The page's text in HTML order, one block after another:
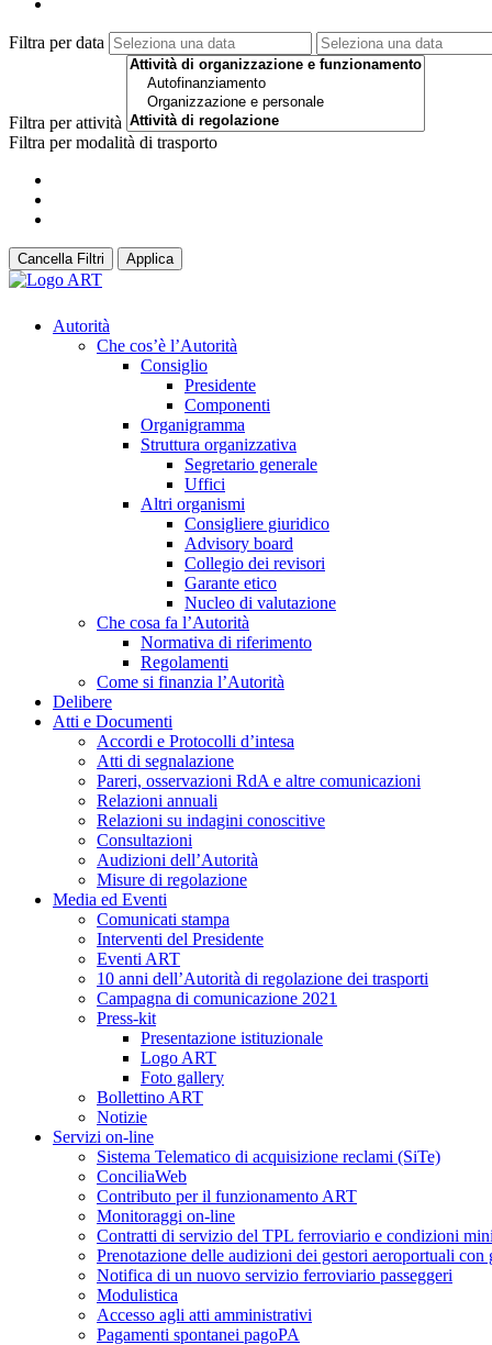
Filtra per data
Filtra per attività
Filtra per modalità di trasporto
Cancella Filtri Applica
Autorità
Che cos’è l’Autorità
Consiglio
Presidente
Componenti
Organigramma
Struttura organizzativa
Segretario generale
Uffici
Altri organismi
Consigliere giuridico
Advisory board
Collegio dei revisori
Garante etico
Nucleo di valutazione
Che cosa fa l’Autorità
Normativa di riferimento
Regolamenti
Come si finanzia l’Autorità
Delibere
Atti e Documenti
Accordi e Protocolli d’intesa
Atti di segnalazione
Pareri, osservazioni RdA e altre comunicazioni
Relazioni annuali
Relazioni su indagini conoscitive
Consultazioni
Audizioni dell’Autorità
Misure di regolazione
Media ed Eventi
Comunicati stampa
Interventi del Presidente
Eventi ART
10 anni dell’Autorità di regolazione dei trasporti
Campagna di comunicazione 2021
Press-kit
Presentazione istituzionale
Logo ART
Foto gallery
Bollettino ART
Notizie
Servizi on-line
Sistema Telematico di acquisizione reclami (SiTe)
ConciliaWeb
Contributo per il funzionamento ART
Monitoraggi on-line
Contratti di servizio del TPL ferroviario e condizioni
Prenotazione delle audizioni dei gestori aeroportuali con
Notifica di un nuovo servizio ferroviario passeggeri
Modulistica
Accesso agli atti amministrativi
Pagamenti spontanei pagoPA